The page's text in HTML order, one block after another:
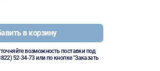
в корзину
возможность поставки под
52-34-73 или по кнопке "Заказать